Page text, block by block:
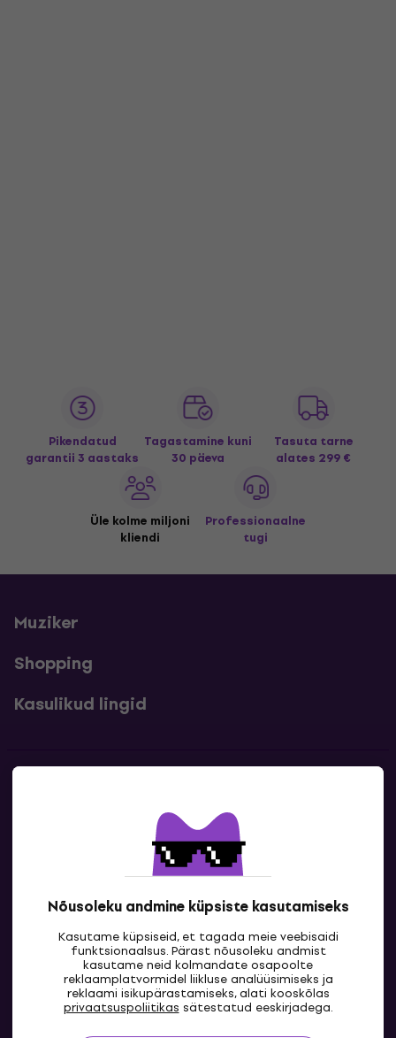
Nõusoleku andmine küpsiste kasutamiseks
Kasutame küpsiseid, et tagada meie veebisaidi
funktsionaalsus. Pärast nõusoleku andmist
kasutame neid kolmandate osapoolte
reklaamplatvormidel liikluse analüüsimiseks ja
reklaami isikupärastamiseks, alati kooskõlas
privaatsuspoliitikas sätestatud eeskirjadega.
Pikendatud
garantii 3 aastaks
Tagastamine kuni
30 päeva
Tasuta tarne
alates 299 €
Üle kolme miljoni
kliendi
Professionaalne
tugi
Muziker
Shopping
Kasulikud lingid
Kontaktandmed
EE